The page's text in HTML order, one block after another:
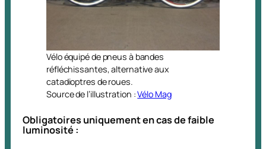
Vélo équipé de pneus à bandes
réfléchissantes, alternative aux
catadioptres de roues.
Source de l’illustration :Vélo Mag
Obligatoires uniquement en cas de faible
luminosité :